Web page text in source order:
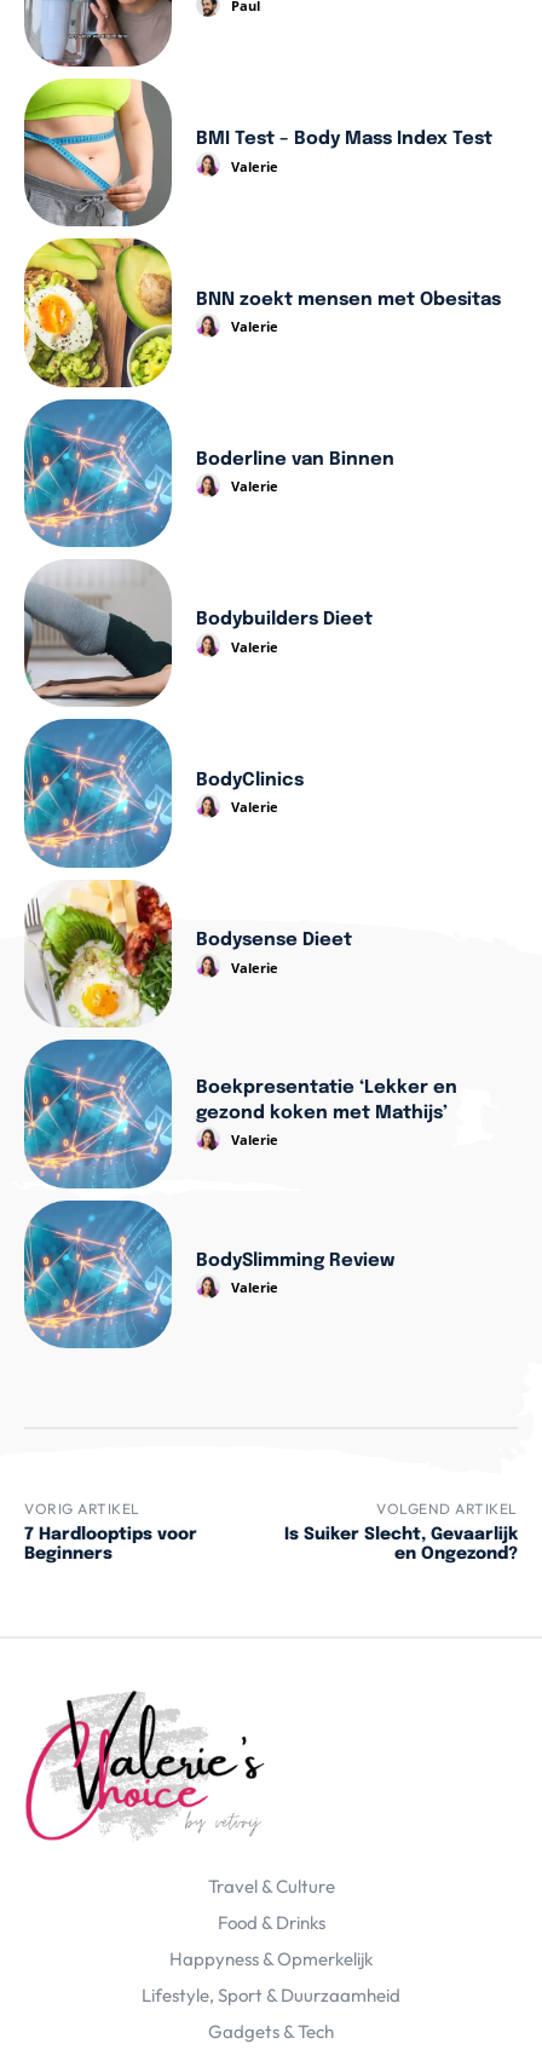
Paul
BMI Test – Body Mass Index Test
Valerie
BNN zoekt mensen met Obesitas
Valerie
Boderline van Binnen
Valerie
Bodybuilders Dieet
Valerie
BodyClinics
Valerie
Bodysense Dieet
Valerie
Boekpresentatie ‘Lekker en
gezond koken met Mathijs’
Valerie
BodySlimming Review
Valerie
VORIG ARTIKEL
7 Hardlooptips voor
Beginners
VOLGEND ARTIKEL
Is Suiker Slecht, Gevaarlijk
en Ongezond?
Travel & Culture
Food & Drinks
Happyness & Opmerkelijk
Lifestyle, Sport & Duurzaamheid
Gadgets & Tech